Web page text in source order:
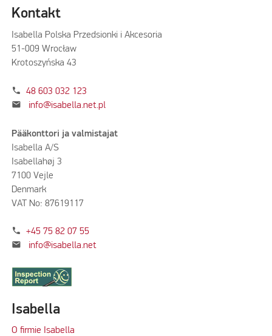
Kontakt
Isabella Polska Przedsionki i Akcesoria
51-009 Wrocław
Krotoszyńska 43
phone 48 603 032 123
mail info@isabella.net.pl
Pääkonttori ja valmistajat
Isabella A/S
Isabellahøj 3
7100 Vejle
Denmark
VAT No: 87619117
phone +45 75 82 07 55
mail info@isabella.net
Isabella
O firmie Isabella